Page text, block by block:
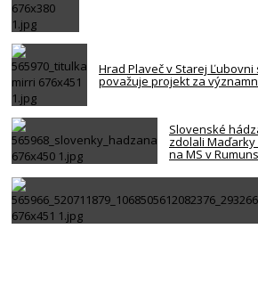
Hrad Plaveč v Starej
považuje projekt za
Slovenské
zdolali Maďarky
na MS v